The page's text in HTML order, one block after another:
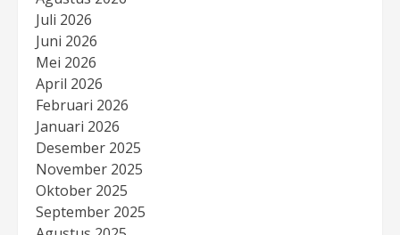
Juli 2026
Juni 2026
Mei 2026
April 2026
Februari 2026
Januari 2026
Desember 2025
November 2025
Oktober 2025
September 2025